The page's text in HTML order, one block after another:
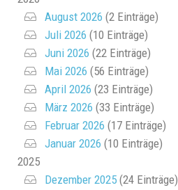
August 2026 (2 Einträge)
Juli 2026 (10 Einträge)
Juni 2026 (22 Einträge)
Mai 2026 (56 Einträge)
April 2026 (23 Einträge)
März 2026 (33 Einträge)
Februar 2026 (17 Einträge)
Januar 2026 (10 Einträge)
2025
Dezember 2025 (24 Einträge)